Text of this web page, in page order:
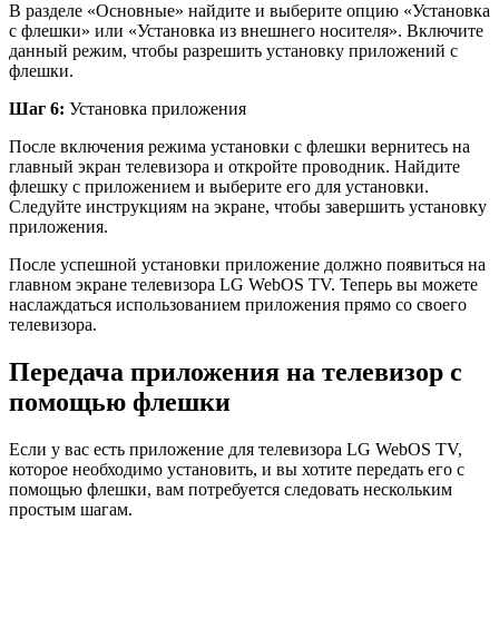
В разделе «Основные» найдите и выберите опцию «Установка
с флешки» или «Установка из внешнего носителя». Включите
данный режим, чтобы разрешить установку приложений с
флешки.
Шаг 6: Установка приложения
После включения режима установки с флешки вернитесь на
главный экран телевизора и откройте проводник. Найдите
флешку с приложением и выберите его для установки.
Следуйте инструкциям на экране, чтобы завершить установку
приложения.
После успешной установки приложение должно появиться на
главном экране телевизора LG WebOS TV. Теперь вы можете
наслаждаться использованием приложения прямо со своего
телевизора.
Передача приложения на телевизор с
помощью флешки
Если у вас есть приложение для телевизора LG WebOS TV,
которое необходимо установить, и вы хотите передать его с
помощью флешки, вам потребуется следовать нескольким
простым шагам.